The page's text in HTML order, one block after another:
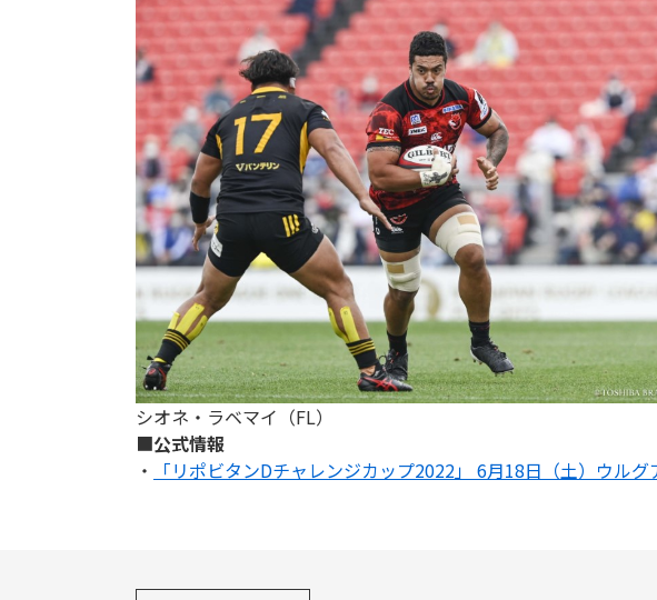
シオネ・ラベマイ（FL）
■公式情報
・
「リポビタンDチャレンジカップ2022」 6月18日（土）ウル